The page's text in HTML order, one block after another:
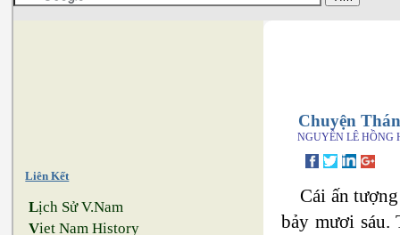
Liên Kết
Lịch Sử V.Nam
Viet Nam History
Chuyện
NGUYỄN LÊ HỒNG
Cái ấn
bảy mươi sáu.